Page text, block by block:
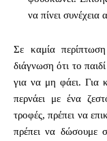
να πίνει συνέχεια
Σε καμία
διάγνωση ότι το
για να μη φάει. Για
περνάει με ένα
τροφές, πρέπει να
πρέπει να δώσουμε